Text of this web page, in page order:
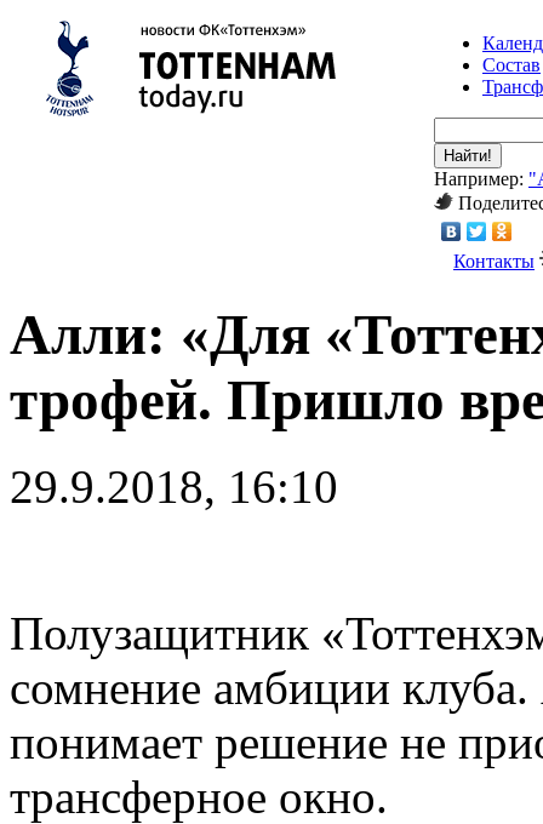
Состав
Найти!
Например:
Контакты
Алли: «Для
трофей. Пришло
29.9.2018, 16:10
Полузащитник
сомнение амбиции клуба.
понимает решение не
трансферное окно.